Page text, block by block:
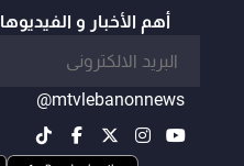
أهم الأخبار و
@mtvlebanonnews